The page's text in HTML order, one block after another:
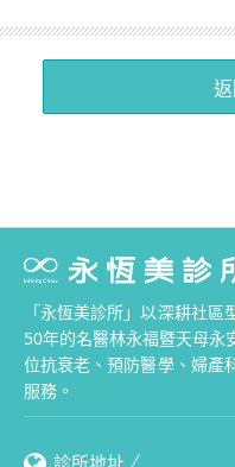
「永恆美診所」以深耕社
50年的名醫林永福暨天母永
位抗衰老、預防醫學、婦產
服務。